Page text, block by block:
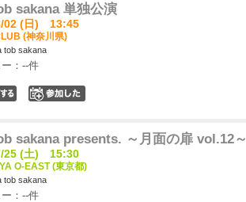
sakana 単独公演
02 (日) 13:45
(神奈川県)
tob sakana
：--件
sakana presents. ～月面の扉 vol.12～
25 (土) 15:30
O-EAST (東京都)
tob sakana
：--件